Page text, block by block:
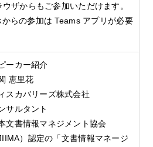
ザからもご参加いただけます。
らの参加は Teams アプリが必要
ーカー紹介
恵里花
スカバリーズ株式会社
サルタント
文書情報マネジメント協会
JIIMA）認定の「文書情報マネージ